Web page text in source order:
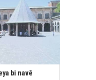
bi navê